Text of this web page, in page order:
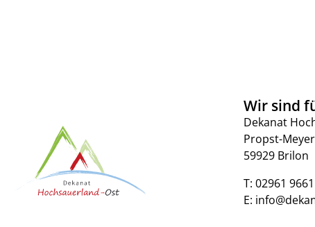
Wir sind
Dekanat
Propst-
59929 Brilon
T: 02961
E: